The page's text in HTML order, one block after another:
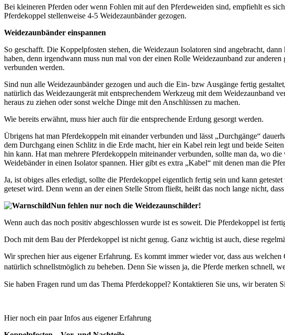
Bei kleineren Pferden oder wenn Fohlen mit auf den Pferdeweiden sind, empfiehlt es
Pferdekoppel stellenweise 4-5 Weidezaunbänder gezogen.
Weidezaunbänder einspannen
So geschafft. Die Koppelpfosten stehen, die Weidezaun Isolatoren sind angebracht,
haben, denn irgendwann muss nun mal von der einen Rolle Weidezaunband zur
verbunden werden.
Sind nun alle Weidezaunbänder gezogen und auch die Ein- bzw Ausgänge fertig
natürlich das Weidezaungerät mit entsprechendem Werkzeug mit dem Weidezaunband
heraus zu ziehen oder sonst welche Dinge mit den Anschlüssen zu machen.
Wie bereits erwähnt, muss hier auch für die entsprechende Erdung gesorgt werden.
Übrigens hat man Pferdekoppeln mit einander verbunden und lässt „Durchgänge“
dem Durchgang einen Schlitz in die Erde macht, hier ein Kabel rein legt und beide
hin kann. Hat man mehrere Pferdekoppeln miteinander verbunden, sollte man da, wo
Weidebänder in einen Isolator spannen. Hier gibt es extra „Kabel“ mit denen man die
Ja, ist obiges alles erledigt, sollte die Pferdekoppel eigentlich fertig sein und kann
geteset wird. Denn wenn an der einen Stelle Strom fließt, heißt das noch lange nicht,
Nun fehlen nur noch die Weidezaunschilder!
Wenn auch das noch positiv abgeschlossen wurde ist es soweit. Die Pferdekoppel ist
Doch mit dem Bau der Pferdekoppel ist nicht genug. Ganz wichtig ist auch, diese
Wir sprechen hier aus eigener Erfahrung. Es kommt immer wieder vor, dass aus
natürlich schnellstmöglich zu beheben. Denn Sie wissen ja, die Pferde merken schnell,
Sie haben Fragen rund um das Thema Pferdekoppel? Kontaktieren Sie uns, wir beraten
Hier noch ein paar Infos aus eigener Erfahrung